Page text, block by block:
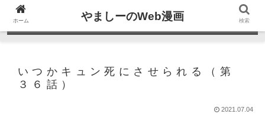
いつかキュン死にさせられる（第
３６話）
2021.07.04
ホーム やましーのWeb漫画 検索